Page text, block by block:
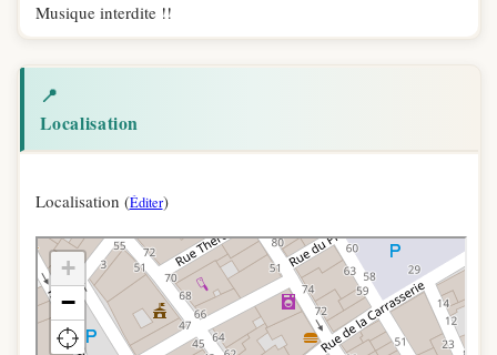
Musique interdite !!
📍
Localisation
Localisation (Éditer)